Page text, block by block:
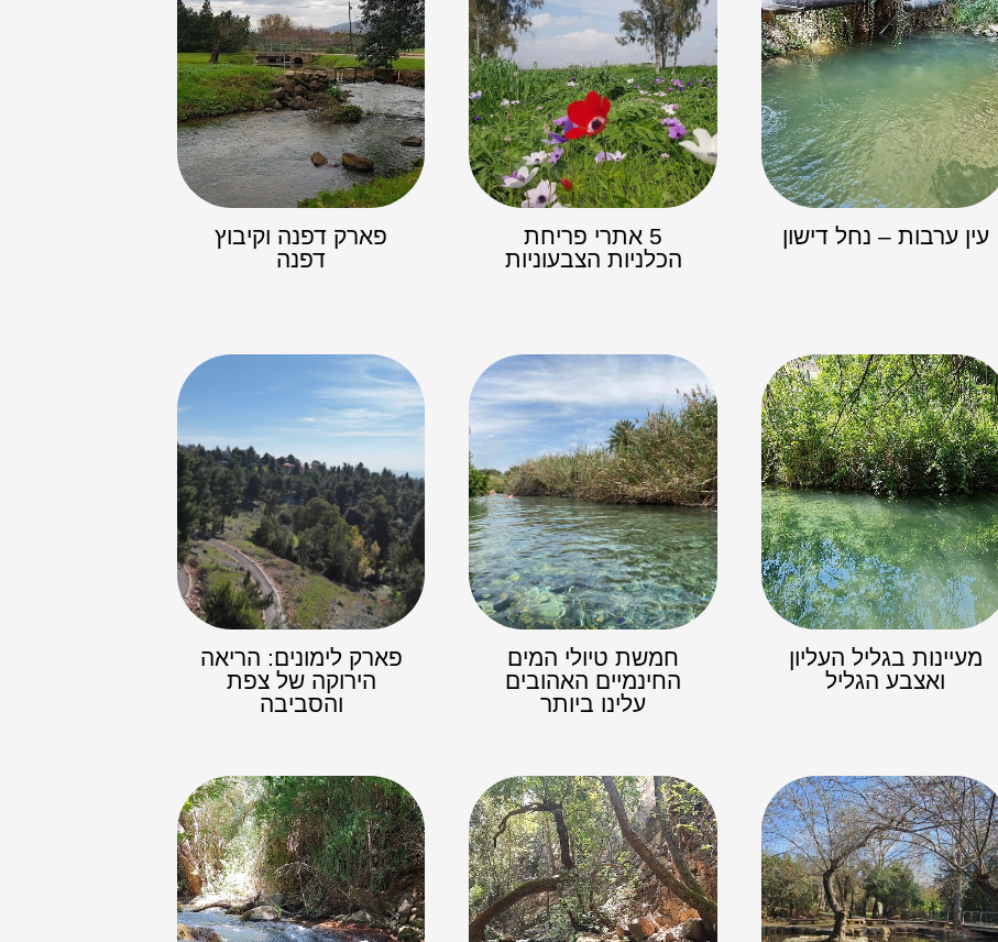
עין ערבות – נחל דישון
5 אתרי פריחת
הכלניות הצבעוניות
פארק דפנה וקיבוץ
דפנה
מעיינות בגליל העליון
ואצבע הגליל
חמשת טיולי המים
החינמיים האהובים
עלינו ביותר
פארק לימונים: הריאה
הירוקה של צפת
והסביבה